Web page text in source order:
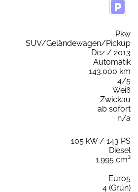
Pkw
SUV/Geländewagen/Pickup
Dez / 2013
Automatik
143.000 km
4/5
Weiß
Zwickau
ab sofort
n/a
105 kW / 143 PS
Diesel
1.995 cm³
Euro5
4 (Grün)